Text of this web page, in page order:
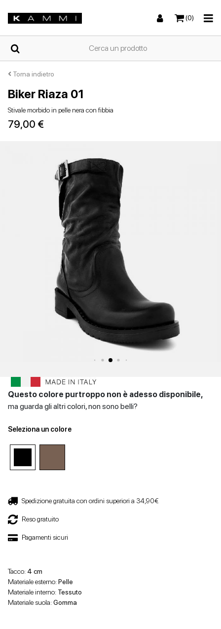
(0)
HOME
CHI
SIAMO
IT EN DE FR ES
SneakersSandali bassi
Stivali e stivalettiZeppe
Scarpe con tacco
Scarpe basse
SneakersStivali e stivaletti
Scarpe con tacco
Torna indietro
Biker Riaza 01
Stivale morbido in pelle nera con fibbia
79,00 €
Questo colore purtroppo non è adesso disponibile,
ma guarda gli altri colori, non sono belli?
Seleziona un colore
Spedizione gratuita con ordini superiori a 34,90€
Reso gratuito
Pagamenti sicuri
Tacco: 4 cm
Materiale esterno:Pelle
Materiale interno: Tessuto
Materiale suola:Gomma